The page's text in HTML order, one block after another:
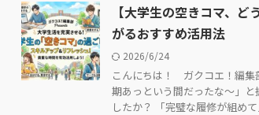
【大学生の空きコマ、
がるおすすめ活用法
2026/6/24
こんにちは！ ガクコエ！編集
期あっという間だったな～」
したか？ 「完璧な履修が組め